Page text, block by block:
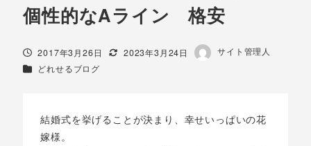
個性的なAライン 格安
投稿日
2017年3月26日 更新日
2023年3月24日
著
サイト管理人
カテゴリー
どれせるブログ
結婚式を挙げることが決まり、幸せいっぱいの花
嫁様。